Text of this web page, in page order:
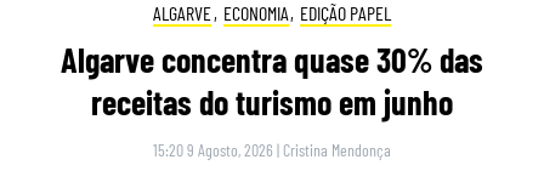
ALGARVE, ECONOMIA, EDIÇÃO PAPEL
Algarve concentra quase 30% das
receitas do turismo em junho
15:20 9 Agosto, 2026 | Cristina Mendonça